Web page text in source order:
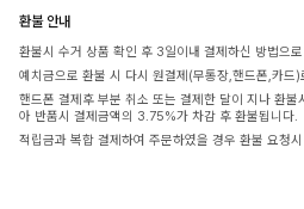
환불 안내
환불시 수거 상품 확인 후 3일이내 결제하신 방법으
예치금으로 환불 시 다시 원결제(무통장,핸드폰,카드
핸드폰 결제후 부분 취소 또는 결제한 달이 지나 환
아 반품시 결제금액의 3.75%가 차감 후 환불됩니다.
적립금과 복합 결제하여 주문하였을 경우 환불 요청